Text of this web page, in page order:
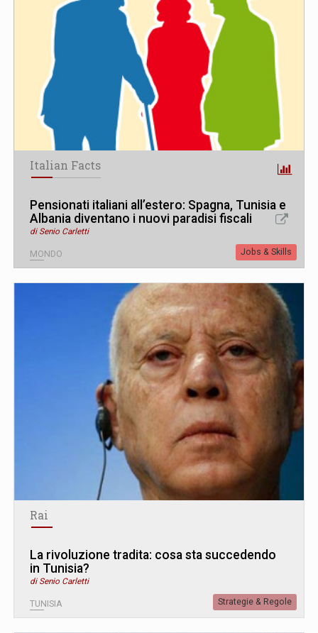
Italian Facts
Pensionati italiani all’estero: Spagna, Tunisia e
Albania diventano i nuovi paradisi fiscali
di Senio Carletti
MONDO Jobs & Skills
Rai
La rivoluzione tradita: cosa sta succedendo
in Tunisia?
di Senio Carletti
TUNISIA Strategie & Regole